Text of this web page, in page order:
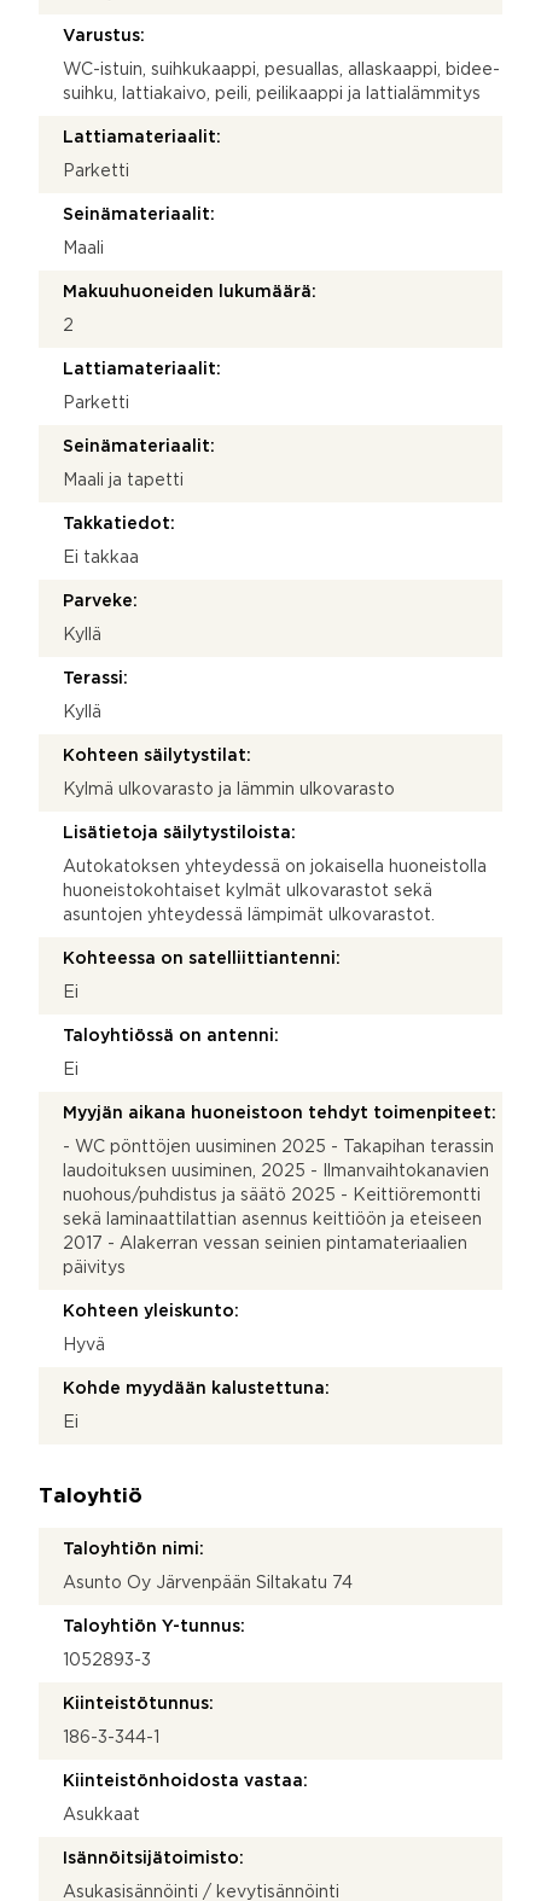
Varustus:
WC-istuin, suihkukaappi, pesuallas, allaskaappi, bidee-
suihku, lattiakaivo, peili, peilikaappi ja lattialämmitys
Lattiamateriaalit:
Parketti
Seinämateriaalit:
Maali
Makuuhuoneiden lukumäärä:
2
Lattiamateriaalit:
Parketti
Seinämateriaalit:
Maali ja tapetti
Takkatiedot:
Ei takkaa
Parveke:
Kyllä
Terassi:
Kyllä
Kohteen säilytystilat:
Kylmä ulkovarasto ja lämmin ulkovarasto
Lisätietoja säilytystiloista:
Autokatoksen yhteydessä on jokaisella huoneistolla
huoneistokohtaiset kylmät ulkovarastot sekä
asuntojen yhteydessä lämpimät ulkovarastot.
Kohteessa on satelliittiantenni:
Ei
Taloyhtiössä on antenni:
Ei
Myyjän aikana huoneistoon tehdyt toimenpiteet:
- WC pönttöjen uusiminen 2025 - Takapihan terassin
laudoituksen uusiminen, 2025 - Ilmanvaihtokanavien
nuohous/puhdistus ja säätö 2025 - Keittiöremontti
sekä laminaattilattian asennus keittiöön ja eteiseen
2017 - Alakerran vessan seinien pintamateriaalien
päivitys
Kohteen yleiskunto:
Hyvä
Kohde myydään kalustettuna:
Ei
Taloyhtiö
Taloyhtiön nimi:
Asunto Oy Järvenpään Siltakatu 74
Taloyhtiön Y-tunnus:
1052893-3
Kiinteistötunnus:
186-3-344-1
Kiinteistönhoidosta vastaa:
Asukkaat
Isännöitsijätoimisto:
Asukasisännöinti / kevytisännöinti